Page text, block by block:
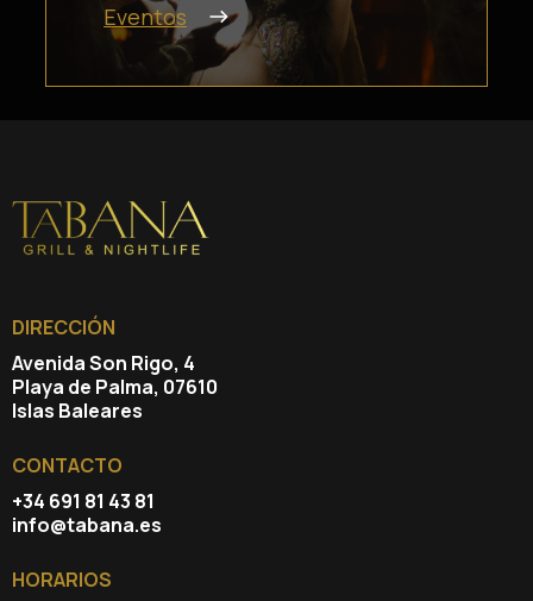
Eventos
DIRECCIÓN
Avenida Son Rigo, 4
Playa de Palma, 07610
Islas Baleares
CONTACTO
+34 691 81 43 81
info@tabana.es
HORARIOS